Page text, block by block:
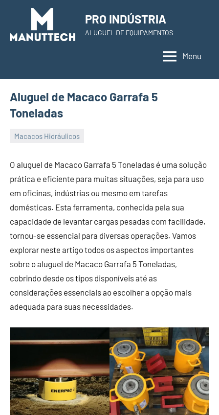
content
PRO INDÚSTRIA
ALUGUEL DE EQUIPAMENTOS
Menu
Aluguel de Macaco Garrafa 5
Toneladas
Macacos Hidráulicos
November
de
2023
O aluguel de Macaco Garrafa 5 Toneladas é uma solução
prática e eficiente para muitas situações, seja para uso
em oficinas, indústrias ou mesmo em tarefas
domésticas. Esta ferramenta, conhecida pela sua
capacidade de levantar cargas pesadas com facilidade,
tornou-se essencial para diversas operações. Vamos
explorar neste artigo todos os aspectos importantes
sobre o aluguel de Macaco Garrafa 5 Toneladas,
cobrindo desde os tipos disponíveis até as
considerações essenciais ao escolher a opção mais
adequada para suas necessidades.